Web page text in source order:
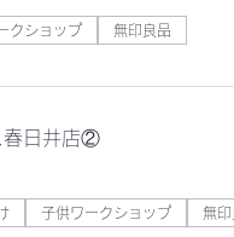
クショップ 無印良品
春日井店②
子供ワークショップ 無印